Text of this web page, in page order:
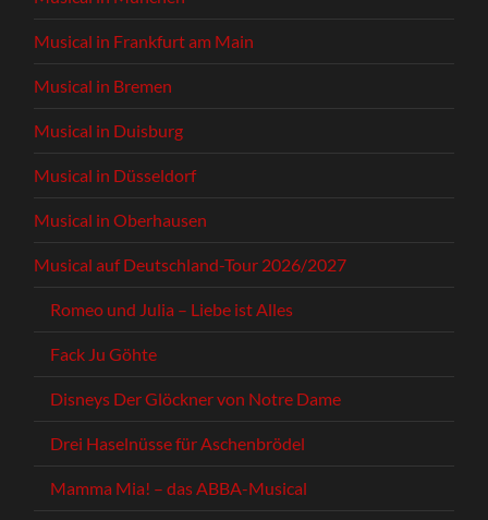
Musical in Frankfurt am Main
Musical in Bremen
Musical in Duisburg
Musical in Düsseldorf
Musical in Oberhausen
Musical auf Deutschland-Tour 2026/2027
Romeo und Julia – Liebe ist Alles
Fack Ju Göhte
Disneys Der Glöckner von Notre Dame
Drei Haselnüsse für Aschenbrödel
Mamma Mia! – das ABBA-Musical